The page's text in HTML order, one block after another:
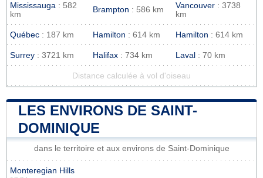
Mississauga : 582
km
Brampton : 586 km Vancouver : 3738
km
Québec : 187 km Hamilton : 614 km Hamilton : 614 km
Surrey : 3721 km Halifax : 734 km Laval : 70 km
Distance calculée à vol d'oiseau
LES ENVIRONS DE SAINT-
DOMINIQUE
dans le territoire et aux environs de Saint-Dominique
Monteregian Hills